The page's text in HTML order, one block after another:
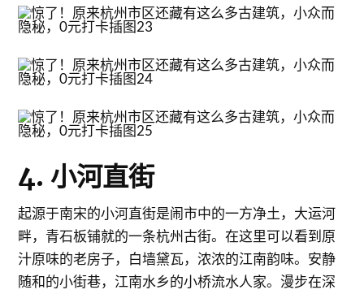
4. 小河直街
起源于南宋的小河直街是闹市中的一方净土，大运河
畔，青石板铺就的一条杭州古街。在这里可以看到原
汁原味的老房子，白墙黛瓦，浓浓的江南韵味。安静
随和的小街巷，江南水乡的小桥流水人家。漫步在深